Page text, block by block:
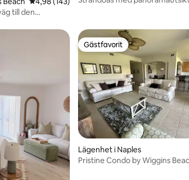
till den
omdömen
Gästfavorit
Gästfavorit
Lägenhet i Naples
Pristine Condo by Wiggins